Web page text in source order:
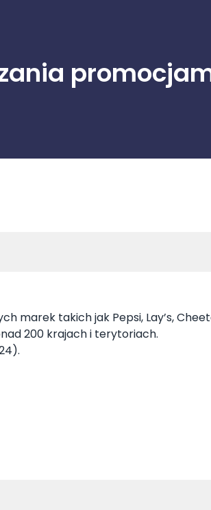
marek takich jak Pepsi, Lay’s,
200 krajach i terytoriach.